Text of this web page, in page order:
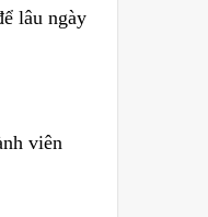
lâu ngày
viên